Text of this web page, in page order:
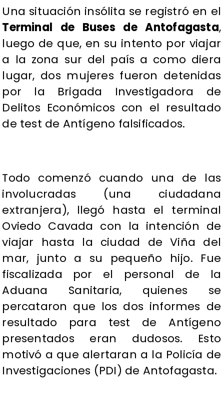
Una situación insólita se registró en el
Terminal de Buses de Antofagasta,
luego de que, en su intento por viajar
a la zona sur del país a como diera
lugar, dos mujeres fueron detenidas
por la Brigada Investigadora de
Delitos Económicos con el resultado
de test de Antígeno falsificados.
Todo comenzó cuando una de las
involucradas (una ciudadana
extranjera), llegó hasta el terminal
Oviedo Cavada con la intención de
viajar hasta la ciudad de Viña del
mar, junto a su pequeño hijo. Fue
fiscalizada por el personal de la
Aduana Sanitaria, quienes se
percataron que los dos informes de
resultado para test de Antígeno
presentados eran dudosos. Esto
motivó a que alertaran a la Policía de
Investigaciones (PDI) de Antofagasta.